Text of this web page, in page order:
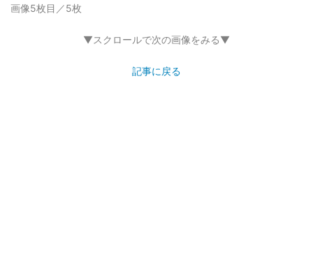
画像5枚目／5枚
▼スクロールで次の画像をみる▼
記事に戻る